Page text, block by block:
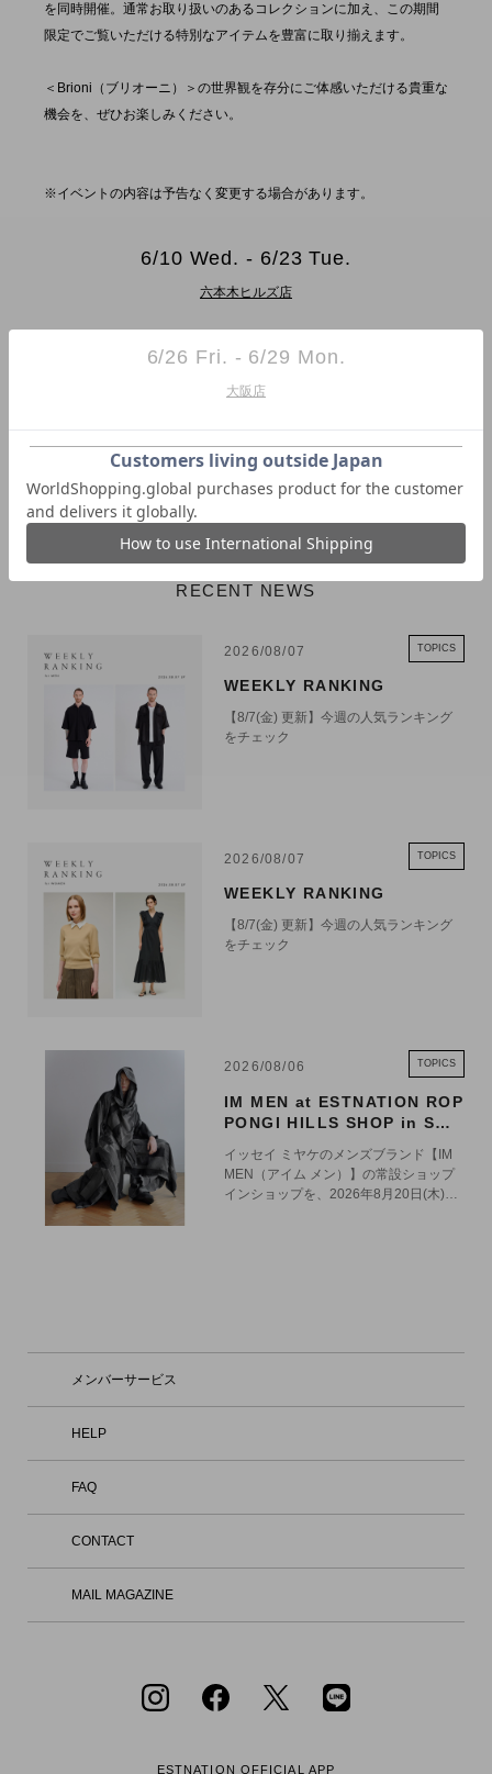
を同時開催。通常お取り扱いのあるコレクションに加え、この期間
限定でご覧いただける特別なアイテムを豊富に取り揃えます。
＜Brioni（ブリオーニ）＞の世界観を存分にご体感いただける貴重な
機会を、ぜひお楽しみください。
※イベントの内容は予告なく変更する場合があります。
6/10 Wed. - 6/23 Tue.
六本木ヒルズ店
6/26 Fri. - 6/29 Mon.
大阪店
RECENT NEWS
2026/08/07 TOPICS
WEEKLY RANKING
【8/7(金) 更新】今週の人気ランキング
をチェック
2026/08/07 TOPICS
WEEKLY RANKING
【8/7(金) 更新】今週の人気ランキング
をチェック
2026/08/06 TOPICS
IM MEN at ESTNATION ROP
PONGI HILLS SHOP in SHO
イッセイ ミヤケのメンズブランド【IM
MEN（アイム メン）】の常設ショップ
インショップを、2026年8月20日(木)に
タートしたIM MEN（アイム メン）は、
りの可能性を追求しています。 ブラン
み出される。そんな精神を引き継いでい
議論を重ねながら実験的なプロセスを共
有し、技術とデザイン、クリエイション
0-2 六本木ヒルズ ヒルサイド けやき坂
メンバーサービス
HELP
FAQ
CONTACT
MAIL MAGAZINE
ESTNATION OFFICIAL APP